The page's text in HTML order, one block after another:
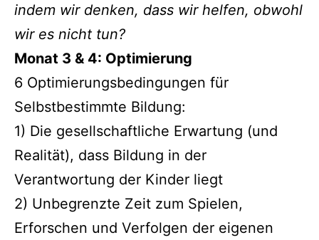
indem wir denken, dass wir helfen, obwohl
wir es nicht tun?
Monat 3 & 4: Optimierung
6 Optimierungsbedingungen für
Selbstbestimmte Bildung:
1) Die gesellschaftliche Erwartung (und
Realität), dass Bildung in der
Verantwortung der Kinder liegt
2) Unbegrenzte Zeit zum Spielen,
Erforschen und Verfolgen der eigenen